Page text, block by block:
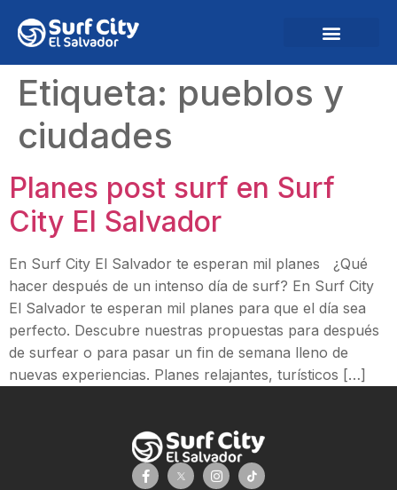
Etiqueta: pueblos y
ciudades
Planes post surf en Surf
City El Salvador
En Surf City El Salvador te esperan mil planes ¿Qué
hacer después de un intenso día de surf? En Surf City
El Salvador te esperan mil planes para que el día sea
perfecto. Descubre nuestras propuestas para después
de surfear o para pasar un fin de semana lleno de
nuevas experiencias. Planes relajantes, turísticos […]